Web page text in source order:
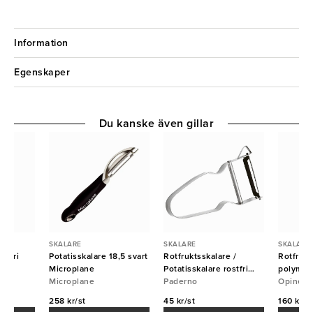
Information
Egenskaper
SKALARE
Potatisskalare 18,5 svart
Microplane
Microplane
258 kr/st
SKALARE
Rotfruktsskalare /
Potatisskalare rostfri
Paderno
Paderno
45 kr/st
SKALARE
Opinel
160 kr/st
Du kanske även gillar